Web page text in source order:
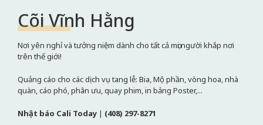
Cõi Vĩnh Hằng
Nơi yên nghỉ và tưởng niệm dành cho tất cả mọi người khắp nơi
trên thế giới!
Quảng cáo cho các dịch vụ tang lễ: Bia, Mộ phần, vòng hoa, nhà
quàn, cáo phó, phân ưu, quay phim, in bảng Poster,...
Nhật báo Cali Today | (408) 297-8271